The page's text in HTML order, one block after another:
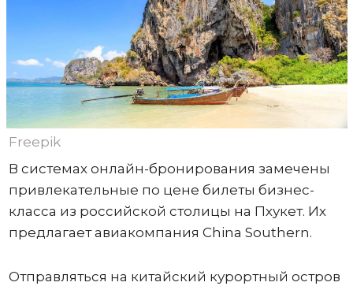
Freepik
В системах онлайн-бронирования замечены
привлекательные по цене билеты бизнес-
класса из российской столицы на Пхукет. Их
предлагает авиакомпания China Southern.
Отправляться на китайский курортный остров